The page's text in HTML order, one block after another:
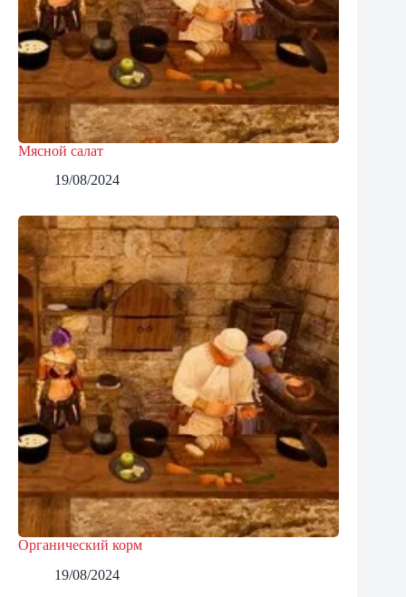
Мясной салат
19/08/2024
Органический корм
19/08/2024